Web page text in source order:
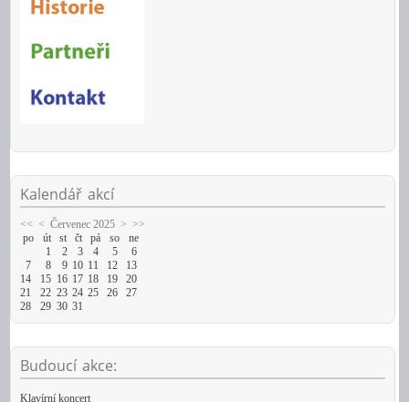
Kalendář akcí
<< < Červenec 2025 > >>
po
út st čt pá so
ne
1
2 3 4 5
6
7
8 9 10 11 12
13
14
15 16 17 18 19
20
21
22 23 24 25 26
27
28
29 30 31
Budoucíakce:
Klavírní koncert